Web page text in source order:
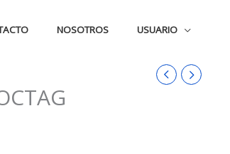
NOSOTROS USUARIO